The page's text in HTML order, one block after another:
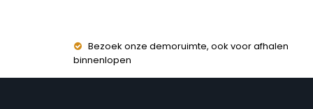
Bezoek onze demoruimte, ook voor afhalen
binnenlopen